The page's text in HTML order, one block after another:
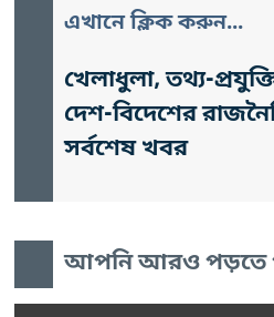
এখানে ক্লিক করুন...
খেলাধুলা, তথ্য-
দেশ-বিদেশের
সর্বশেষ খবর
আপনি আরও পড়তে